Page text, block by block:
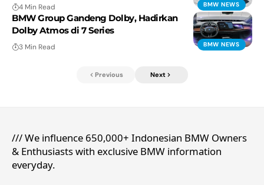
BMW NEWS
4 Min Read
BMW NEWS
BMW Group Gandeng Dolby, Hadirkan
Dolby Atmos di 7 Series
3 Min Read
Previous Next
/// We influence 650,000+ Indonesian BMW Owners
& Enthusiasts with exclusive BMW information
everyday.